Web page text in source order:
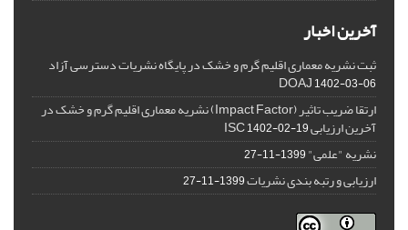
آخرین اخبار
ثبت نشریه معماری اقلیم گرم و خشک در پایگاه نشریات دسترسی آزاد
DOAJ1402-03-06
ارتقا ضریب تاثیر (Impact Factor) نشریه معماری اقلیم گرم و خشک در
آخرین ارزیابی ISC1402-02-19
نشریه "علمی"1399-11-27
ارزیابی و رتبه بندی نشریات1399-11-27